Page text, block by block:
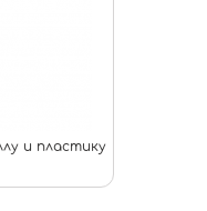
и пластику